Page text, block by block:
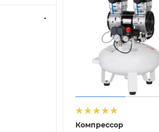
Компрессор